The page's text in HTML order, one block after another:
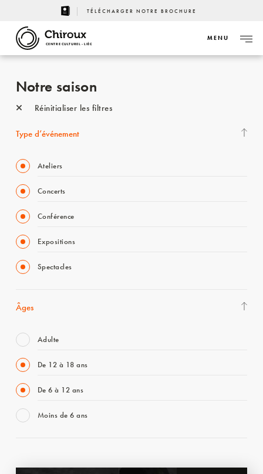
TÉLÉCHARGER NOTRE BROCHURE
CENTRE CULTUREL - LIÈGE
MENU
Notre saison
Réinitialiser les filtres
Type d’événement
Ateliers
Concerts
Conférence
Expositions
Spectacles
Âges
Adulte
De 12 à 18 ans
De 6 à 12 ans
Moins de 6 ans